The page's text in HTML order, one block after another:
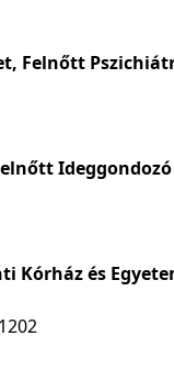
Felnőtt
Ideggondozó
Kórház és